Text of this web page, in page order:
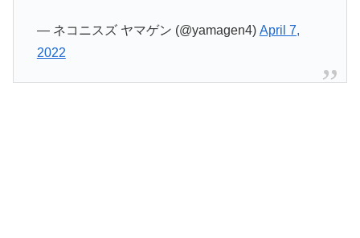
— ネコニスズ ヤマゲン (@yamagen4) April 7,
2022